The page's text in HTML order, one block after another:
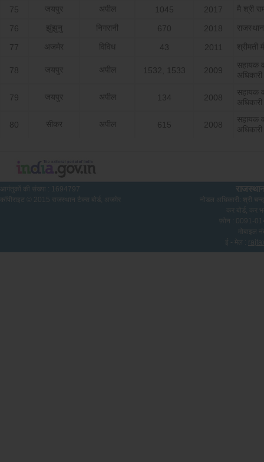
75 जयपुर अपील 1045 2017 मै श्री
76 झुंझुनु निगरानी 670 2018
77 अजमेर विविध 43 2011 श्रीमती
78 जयपुर अपील 1532, 1533 2009
सहायक
अधिकारी
79 जयपुर अपील 134 2008
सहायक
अधिकारी
80 सीकर अपील 615 2008
सहायक
अधिकारी
आगंतुकों की संख्या :
1694797
कॉपीराइट © 2015 राजस्थान टैक्स बोर्ड, अजमेर
नोडल अधिकारी: श्री
कर बोर्ड, कर
फ़ोन : 0091-
मोबाइल
ई - मेल :